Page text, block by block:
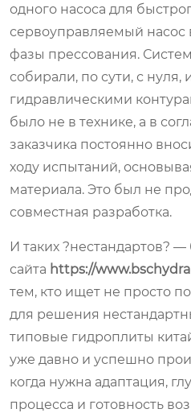
одного насоса для
сервоуправляемый насос
фазы прессования.
собирали, по сути, с
гидравлическими
было не в технике, а в
заказчика постоянно
ходу испытаний,
материала. Это был не
совместная разработка.
И таких ?нестандартов?
сайта https://
тем, кто ищет не просто
для решения
типовые гидроплиты
уже давно и успешно
когда нужна адаптация,
процесса и готовность